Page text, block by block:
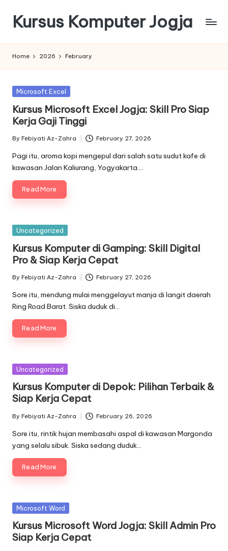
content
Kursus Komputer Jogja
Home 2026 February
Posted
Microsoft Excel
Kursus Microsoft Excel Jogja: Skill Pro Siap
Kerja Gaji Tinggi
Posted
by
By Febiyati Az-Zahra February 27, 2026
Pagi itu, aroma kopi mengepul dari salah satu sudut kafe di
kawasan Jalan Kaliurang, Yogyakarta.…
Read More
Posted
Uncategorized
Kursus Komputer di Gamping: Skill Digital
Pro & Siap Kerja Cepat
Posted
by
By Febiyati Az-Zahra February 27, 2026
Sore itu, mendung mulai menggelayut manja di langit daerah
Ring Road Barat. Siska duduk di…
Read More
Posted
Uncategorized
Kursus Komputer di Depok: Pilihan Terbaik &
Siap Kerja Cepat
Posted
by
By Febiyati Az-Zahra February 26, 2026
Sore itu, rintik hujan membasahi aspal di kawasan Margonda
yang selalu sibuk. Siska sedang duduk…
Read More
Posted
Microsoft Word
Kursus Microsoft Word Jogja: Skill Admin Pro
Siap Kerja Cepat